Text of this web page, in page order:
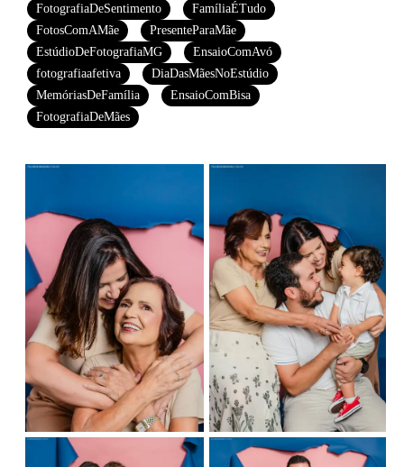
FotografiaDeSentimento
FamíliaÉTudo
FotosComAMãe
PresenteParaMãe
EstúdioDeFotografiaMG
EnsaioComAvó
fotografiaafetiva
DiaDasMãesNoEstúdio
MemóriasDeFamília
EnsaioComBisa
FotografiaDeMães